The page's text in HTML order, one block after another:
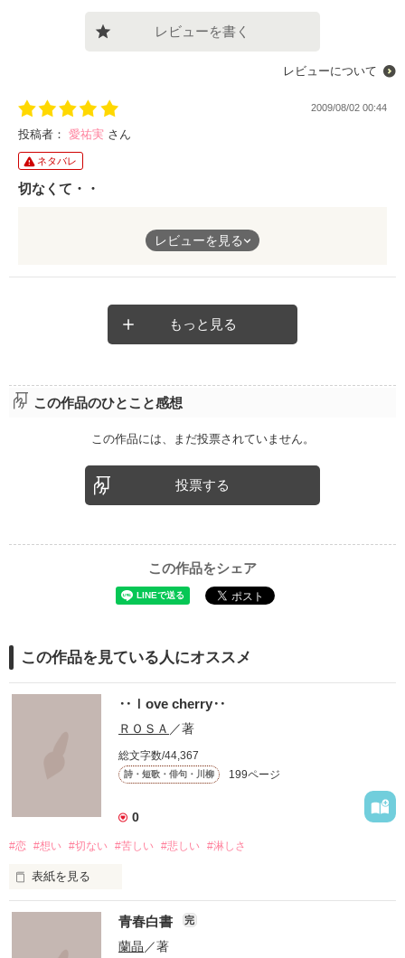
レビューを書く
レビューについて
2009/08/02 00:44
投稿者： 愛祐実 さん
ネタバレ
切なくて・・
恋する気持ちがもの凄く伝わってきました！
レビューを見る
もっと見る
この作品のひとこと感想
この作品には、まだ投票されていません。
投票する
この作品をシェア
この作品を見ている人にオススメ
‥ｌove cherry‥
ＲＯＳＡ ／著
総文字数/44,367
詩・短歌・俳句・川柳 199ページ
0
#恋 #想い #切ない #苦しい #悲しい #淋しさ
表紙を見る
満たされることのない
青春白書 完
蘭晶 ／著